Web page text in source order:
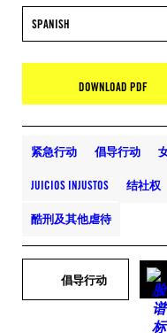
SPANISH
DOWNLOAD PDF
紧急行动 倡导行动
JUICIOS INJUSTOS 结社权
酷刑及其他虐待
倡导行动